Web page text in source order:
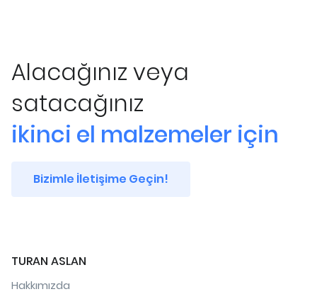
Alacağınız veya
satacağınız
ikinci el malzemeler için
Bizimle İletişime Geçin!
TURAN ASLAN
Hakkımızda